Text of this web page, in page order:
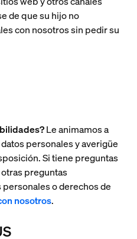
de que su hijo no
con nosotros sin pedir su
Le animamos a
personales y averigüe
Si tiene preguntas
preguntas
o derechos de
nosotros.